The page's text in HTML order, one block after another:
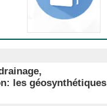
les géosynthétiques